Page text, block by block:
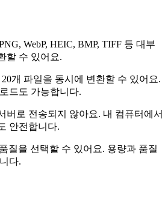
WebP, HEIC, BMP, TIFF 등 대부
할 수 있어요.
개 파일을 동시에 변환할 수 있어요.
드도 가능합니다.
버로 전송되지 않아요. 내 컴퓨터에서
안전합니다.
질을 선택할 수 있어요. 용량과 품질
다.